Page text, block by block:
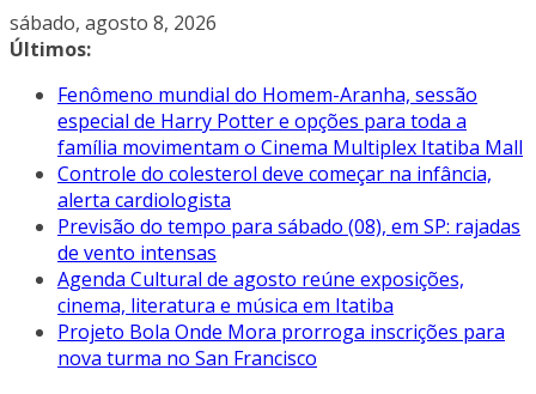
Pular
para
conteúdo
sábado, agosto 8, 2026
Últimos:
Fenômeno mundial do Homem-Aranha, sessão
especial de Harry Potter e opções para toda a
família movimentam o Cinema Multiplex Itatiba Mall
Controle do colesterol deve começar na infância,
alerta cardiologista
Previsão do tempo para sábado (08), em SP: rajadas
de vento intensas
Agenda Cultural de agosto reúne exposições,
cinema, literatura e música em Itatiba
Projeto Bola Onde Mora prorroga inscrições para
nova turma no San Francisco